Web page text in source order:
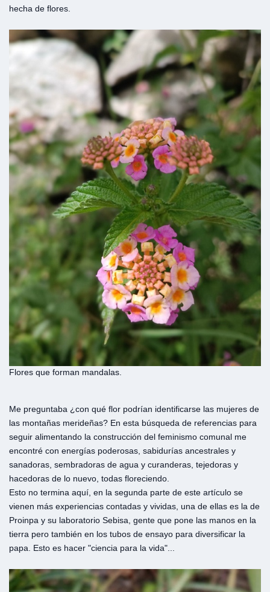
hecha de flores.
Flores que forman mandalas.
Me preguntaba ¿con qué flor podrían identificarse las mujeres de
las montañas merideñas? En esta búsqueda de referencias para
seguir alimentando la construcción del feminismo comunal me
encontré con energías poderosas, sabidurías ancestrales y
sanadoras, sembradoras de agua y curanderas, tejedoras y
hacedoras de lo nuevo, todas floreciendo.
Esto no termina aquí, en la segunda parte de este artículo se
vienen más experiencias contadas y vividas, una de ellas es la de
Proinpa y su laboratorio Sebisa, gente que pone las manos en la
tierra pero también en los tubos de ensayo para diversificar la
papa. Esto es hacer "ciencia para la vida"...